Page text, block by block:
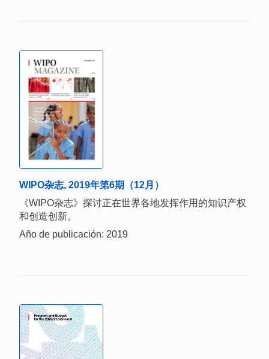
WIPO杂志, 2019年第6期（12月）
《WIPO杂志》探讨正在世界各地发挥作用的知识产权
和创造创新。
Año de publicación: 2019